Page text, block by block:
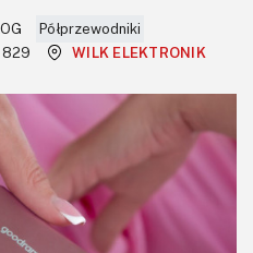
Półprzewodniki
829 WILK ELEKTRONIK